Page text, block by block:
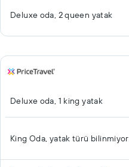
Deluxe oda, 2 queen yatak
Deluxe oda, 1 king yatak
King Oda, yatak türü bilinmiyor